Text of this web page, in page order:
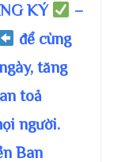
KÝ
–
để cùng
tăng
toả
người.
Ban